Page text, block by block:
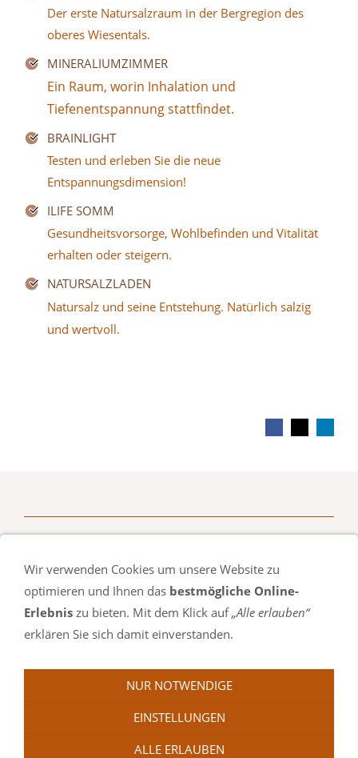
Der erste Natursalzraum in der Bergregion des
oberes Wiesentals.
MINERALIUMZIMMER
Ein Raum, worin Inhalation und
Tiefenentspannung stattfindet.
BRAINLIGHT
Testen und erleben Sie die neue
Entspannungsdimension!
ILIFE SOMM
Gesundheitsvorsorge, Wohlbefinden und Vitalität
erhalten oder steigern.
NATURSALZLADEN
Natursalz und seine Entstehung. Natürlich salzig
und wertvoll.
Natursalz Oase Silvia Karle | Hof 6 | DE-79677 Fröhnd-Hof
Impressum|Datenschutz
Wir verwenden Cookies um unsere Website zu
optimieren und Ihnen das bestmögliche Online-
Erlebnis zu bieten. Mit dem Klick auf„Alle erlauben“
erklären Sie sich damit einverstanden.
NUR NOTWENDIGE
EINSTELLUNGEN
ALLE ERLAUBEN